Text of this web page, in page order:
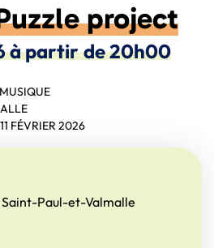
project
à partir de 20h00
MUSIQUE
FÉVRIER 2026
Paul-et-Valmalle